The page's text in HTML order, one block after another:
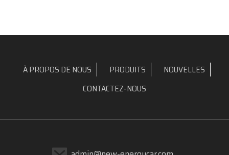
À PROPOS DE NOUS PRODUITS
NOUVELLES
CONTACTEZ-NOUS